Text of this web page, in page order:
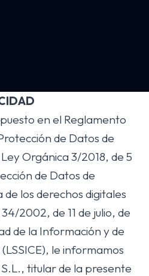
en el Reglamento
de Datos de
Orgánica 3/2018, de 5
de Datos de
los derechos digitales
2002, de 11 de julio, de
de la Información y de
le informamos
titular de la presente